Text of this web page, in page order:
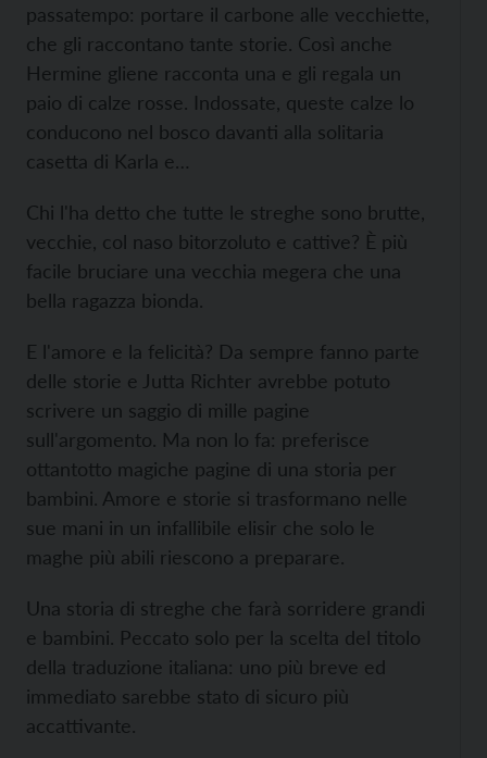
passatempo: portare il carbone alle vecchiette,
che gli raccontano tante storie. Così anche
Hermine gliene racconta una e gli regala un
paio di calze rosse. Indossate, queste calze lo
conducono nel bosco davanti alla solitaria
casetta di Karla e…
Chi l'ha detto che tutte le streghe sono brutte,
vecchie, col naso bitorzoluto e cattive? È più
facile bruciare una vecchia megera che una
bella ragazza bionda.
E l'amore e la felicità? Da sempre fanno parte
delle storie e Jutta Richter avrebbe potuto
scrivere un saggio di mille pagine
sull'argomento. Ma non lo fa: preferisce
ottantotto magiche pagine di una storia per
bambini. Amore e storie si trasformano nelle
sue mani in un infallibile elisir che solo le
maghe più abili riescono a preparare.
Una storia di streghe che farà sorridere grandi
e bambini. Peccato solo per la scelta del titolo
della traduzione italiana: uno più breve ed
immediato sarebbe stato di sicuro più
accattivante.